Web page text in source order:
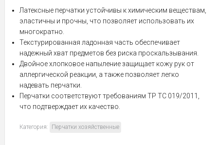
Латексные перчатки устойчивы к химическим веществам,
эластичны и прочны, что позволяет использовать их
многократно.
Текстурированная ладонная часть обеспечивает
надежный хват предметов без риска проскальзывания.
Двойное хлопковое напыление защищает кожу рук от
аллергической реакции, а также позволяет легко
надевать перчатки.
Перчатки соответствуют требованиям ТР ТС 019/2011,
что подтверждает их качество.
Категория: Перчатки хозяйственные